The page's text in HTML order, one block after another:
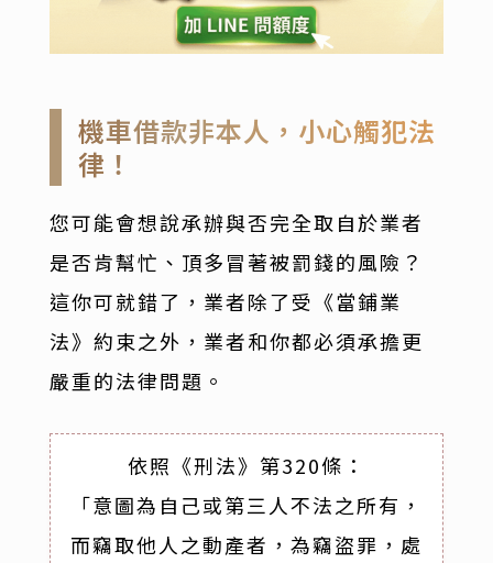
機車借款非本人，小心觸犯法
律！
您可能會想說承辦與否完全取自於業者
是否肯幫忙、頂多冒著被罰錢的風險？
這你可就錯了，業者除了受《當鋪業
法》約束之外，業者和你都必須承擔更
嚴重的法律問題。
依照《刑法》第320條：
「意圖為自己或第三人不法之所有，
而竊取他人之動產者，為竊盜罪，處